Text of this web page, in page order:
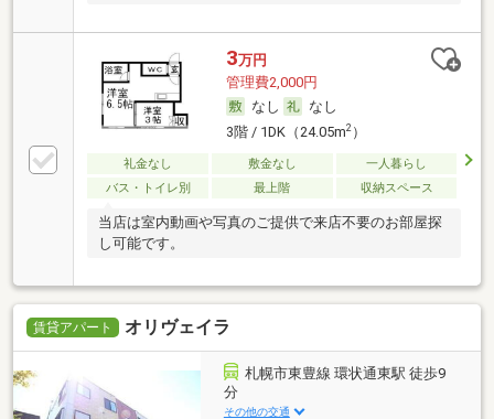
3万円
管理費2,000円
なし
なし
3階 / 1DK（24.05m2）
礼金なし 敷金なし
一人暮らし
バス・トイレ別
最上階 収納スペース
当店は室内動画や写真のご提供で来店不要のお部屋探
し可能です。
賃貸アパート オリヴェイラ
札幌市東豊線 環状通東駅 徒歩9
分
その他の交通